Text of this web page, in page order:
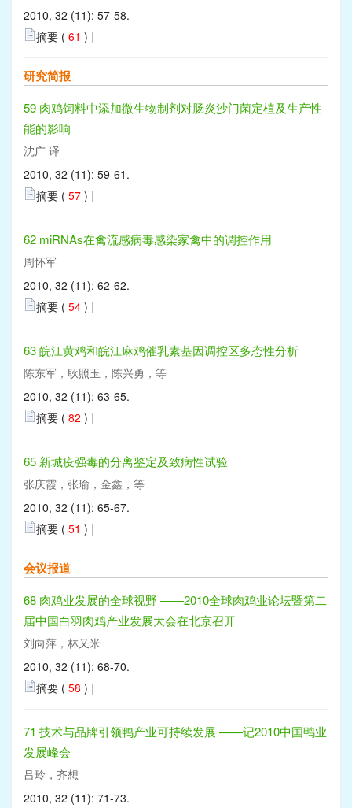
2010, 32 (11): 57-58.
摘要 ( 61 ) |
研究简报
59 肉鸡饲料中添加微生物制剂对肠炎沙门菌定植及生产性
能的影响
沈广 译
2010, 32 (11): 59-61.
摘要 ( 57 ) |
62 miRNAs在禽流感病毒感染家禽中的调控作用
周怀军
2010, 32 (11): 62-62.
摘要 ( 54 ) |
63 皖江黄鸡和皖江麻鸡催乳素基因调控区多态性分析
陈东军，耿照玉，陈兴勇，等
2010, 32 (11): 63-65.
摘要 ( 82 ) |
65 新城疫强毒的分离鉴定及致病性试验
张庆霞，张瑜，金鑫，等
2010, 32 (11): 65-67.
摘要 ( 51 ) |
会议报道
68 肉鸡业发展的全球视野 ——2010全球肉鸡业论坛暨第二
届中国白羽肉鸡产业发展大会在北京召开
刘向萍，林又米
2010, 32 (11): 68-70.
摘要 ( 58 ) |
71 技术与品牌引领鸭产业可持续发展 ——记2010中国鸭业
发展峰会
吕玲，齐想
2010, 32 (11): 71-73.